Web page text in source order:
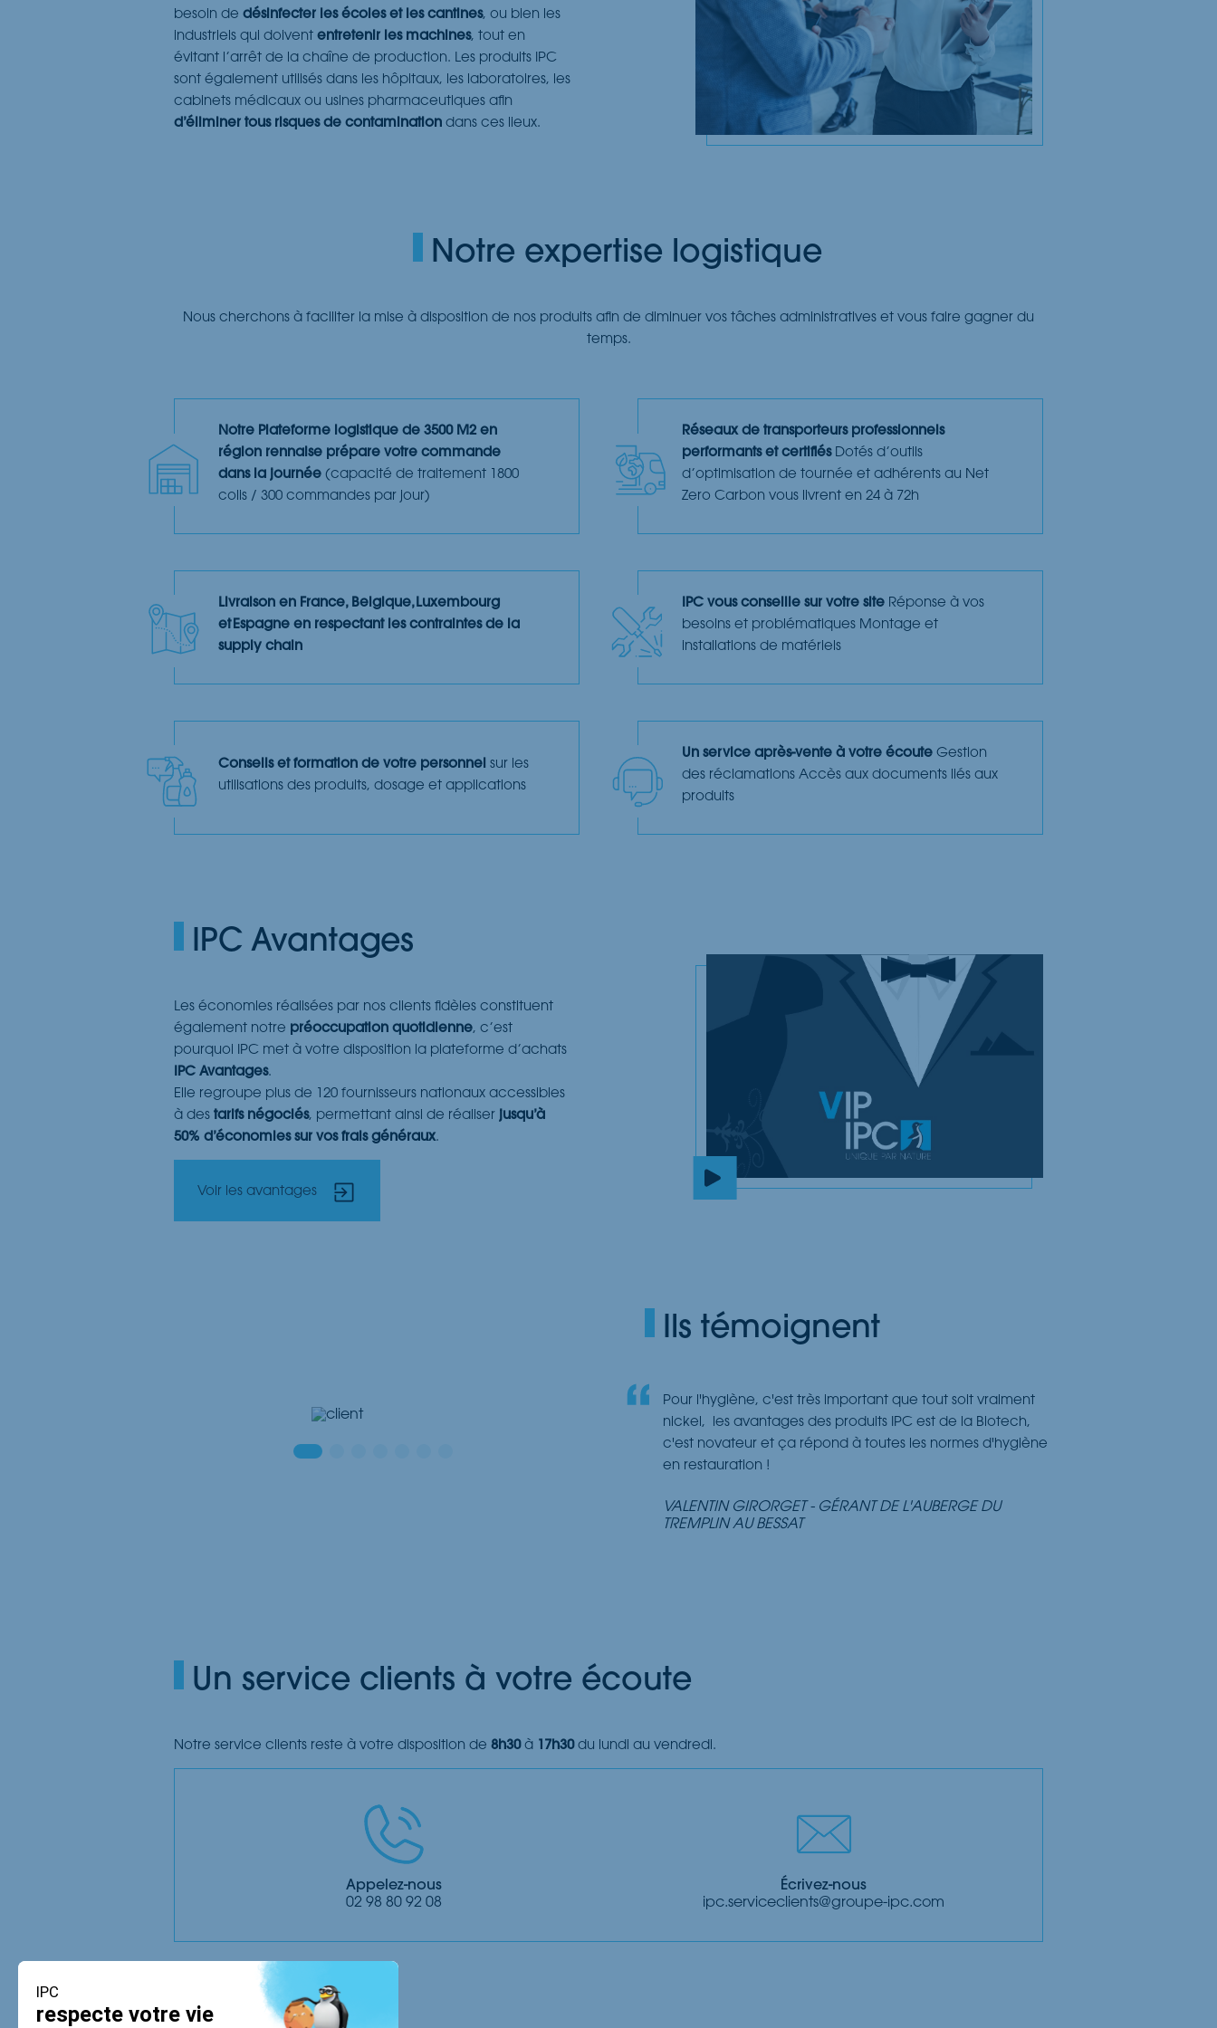
besoin de désinfecter les écoles et les cantines, ou bien les
industriels qui doivent entretenir les machines, tout en
évitant l’arrêt de la chaîne de production. Les produits IPC
sont également utilisés dans les hôpitaux, les laboratoires, les
cabinets médicaux ou usines pharmaceutiques afin
d’éliminer tous risques de contamination dans ces lieux.
Notre expertise logistique
Nous cherchons à faciliter la mise à disposition de nos produits afin de diminuer vos tâches administratives et vous faire gagner du
temps.
Notre Plateforme logistique de 3500 M2 en
région rennaise prépare votre commande
dans la journée (capacité de traitement 1800
colis / 300 commandes par jour)
Réseaux de transporteurs professionnels
performants et certifiésDotés d’outils
d’optimisation de tournée et adhérents au Net
Zero Carbon vous livrent en 24 à 72h
Livraison en France, Belgique, Luxembourg
et Espagne en respectant les contraintes de la
supply chain
IPC vous conseille sur votre site Réponse à vos
besoins et problématiques Montage et
installations de matériels
Conseils et formation de votre personnel sur les
utilisations des produits, dosage et applications
Un service après-vente à votre écoute Gestion
des réclamations Accès aux documents liés aux
produits
IPC Avantages
Les économies réalisées par nos clients fidèles constituent
également notre préoccupation quotidienne, c’est
pourquoi IPC met à votre disposition la plateforme d’achats
IPC Avantages.
Elle regroupe plus de 120 fournisseurs nationaux accessibles
à des tarifs négociés, permettant ainsi de réaliser jusqu’à
50% d’économies sur vos frais généraux.
Voir les avantages
Ils témoignent
Pour l'hygiène, c'est très important que tout soit vraiment
nickel, les avantages des produits IPC est de la Biotech,
c'est novateur et ça répond à toutes les normes d'hygiène
en restauration !
VALENTIN GIRORGET - GÉRANT DE L'AUBERGE DU
TREMPLIN AU BESSAT
Un service clients à votre écoute
Notre service clients reste à votre disposition de 8h30à 17h30du lundi au vendredi.
Appelez-nous
02 98 80 92 08
Écrivez-nous
ipc.serviceclients@groupe-ipc.com